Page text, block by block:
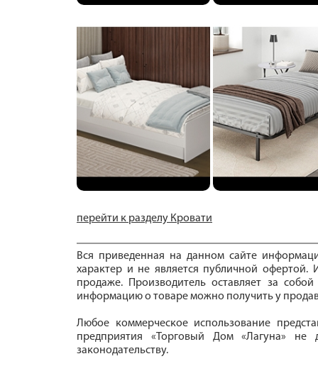
перейти к разделу Кровати
Вся приведенная на данном сайте
характер и не является публичной офертой.
продаже. Производитель оставляет за
информацию о товаре можно получить у
Любое коммерческое использование
предприятия «Торговый Дом «Лагуна» не
законодательству.